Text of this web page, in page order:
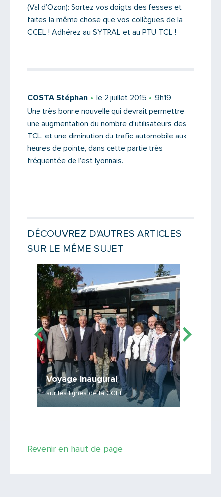
(Val d’Ozon): Sortez vos doigts des fesses et
faites la même chose que vos collègues de la
CCEL ! Adhérez au SYTRAL et au PTU TCL !
COSTA Stéphan le 2 juillet 2015
9h19
Une très bonne nouvelle qui devrait permettre
une augmentation du nombre d’utilisateurs des
TCL, et une diminution du trafic automobile aux
heures de pointe, dans cette partie très
fréquentée de l’est lyonnais.
DÉCOUVREZ D'AUTRES ARTICLES
SUR LE MÊME SUJET
Lire la suite
Voyage inaugural
sur les lignes de la CCEL
Revenir en haut de page